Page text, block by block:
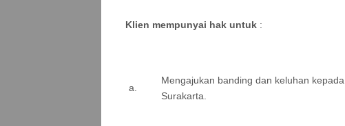
Klien mempunyai hak untuk :
a.
Mengajukan banding dan keluhan
Surakarta.